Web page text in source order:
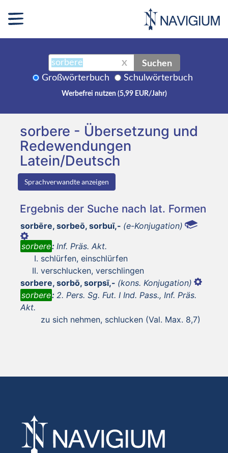
X Suchen
Großwörterbuch Schulwörterbuch
Werbefrei nutzen (5,99 EUR/Jahr)
sorbere - Übersetzung und
Redewendungen
Latein/Deutsch
Sprachverwandte anzeigen
Ergebnis der Suche nach lat. Formen
sorbēre, sorbeō, sorbuī,- (e-Konjugation)
sorbere: Inf. Präs. Akt.
schlürfen, einschlürfen
verschlucken, verschlingen
sorbere, sorbō, sorpsī,- (kons. Konjugation)
sorbere: 2. Pers. Sg. Fut. I Ind. Pass., Inf. Präs.
Akt.
zu sich nehmen, schlucken (Val. Max. 8,7)